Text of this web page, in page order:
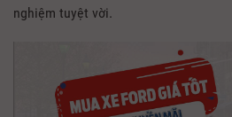
nghiệm tuyệt vời.